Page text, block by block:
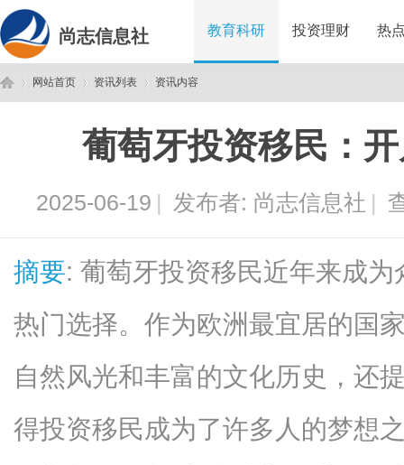
尚志信息社 教育科研 投资理财 热
网站首页 资讯列表
›
资讯内容
葡萄牙投资移民：
2025-06-19 | 发布者: 尚志信息社 |
摘要: 葡萄牙投资移民近年来成
热门选择。作为欧洲最宜居的国
自然风光和丰富的文化历史，还
得投资移民成为了许多人的梦想